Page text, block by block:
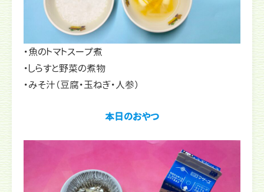
・魚のトマトスープ煮
・しらすと野菜の煮物
・みそ汁（豆腐・玉ねぎ・人参）
本日のおやつ